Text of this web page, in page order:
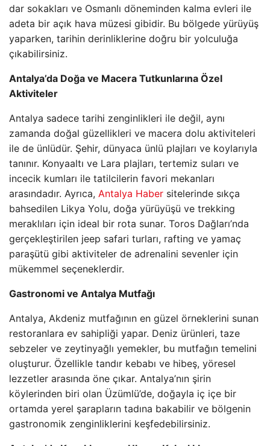
dar sokakları ve Osmanlı döneminden kalma evleri ile
adeta bir açık hava müzesi gibidir. Bu bölgede yürüyüş
yaparken, tarihin derinliklerine doğru bir yolculuğa
çıkabilirsiniz.
Antalya’da Doğa ve Macera Tutkunlarına Özel
Aktiviteler
Antalya sadece tarihi zenginlikleri ile değil, aynı
zamanda doğal güzellikleri ve macera dolu aktiviteleri
ile de ünlüdür. Şehir, dünyaca ünlü plajları ve koylarıyla
tanınır. Konyaaltı ve Lara plajları, tertemiz suları ve
incecik kumları ile tatilcilerin favori mekanları
arasındadır. Ayrıca, Antalya Haber sitelerinde sıkça
bahsedilen Likya Yolu, doğa yürüyüşü ve trekking
meraklıları için ideal bir rota sunar. Toros Dağları’nda
gerçekleştirilen jeep safari turları, rafting ve yamaç
paraşütü gibi aktiviteler de adrenalini sevenler için
mükemmel seçeneklerdir.
Gastronomi ve Antalya Mutfağı
Antalya, Akdeniz mutfağının en güzel örneklerini sunan
restoranlara ev sahipliği yapar. Deniz ürünleri, taze
sebzeler ve zeytinyağlı yemekler, bu mutfağın temelini
oluşturur. Özellikle tandır kebabı ve hibeş, yöresel
lezzetler arasında öne çıkar. Antalya’nın şirin
köylerinden biri olan Üzümlü’de, doğayla iç içe bir
ortamda yerel şarapların tadına bakabilir ve bölgenin
gastronomik zenginliklerini keşfedebilirsiniz.